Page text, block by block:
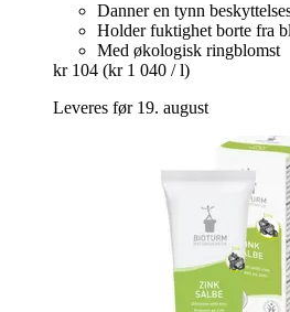
Danner en tynn
Holder fuktighet borte fra
Med økologisk ringblomst
kr 104 (kr 1 040 / l)
Leveres før 19. august